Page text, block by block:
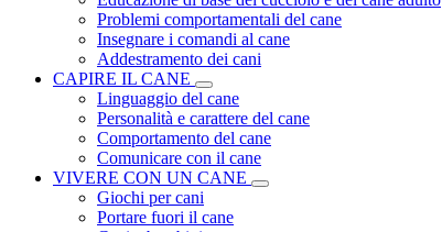
Problemi comportamentali del cane
Insegnare i comandi al cane
Addestramento dei cani
CAPIRE IL CANE
Linguaggio del cane
Personalità e carattere del cane
Comportamento del cane
Comunicare con il cane
VIVERE CON UN CANE
Giochi per cani
Portare fuori il cane